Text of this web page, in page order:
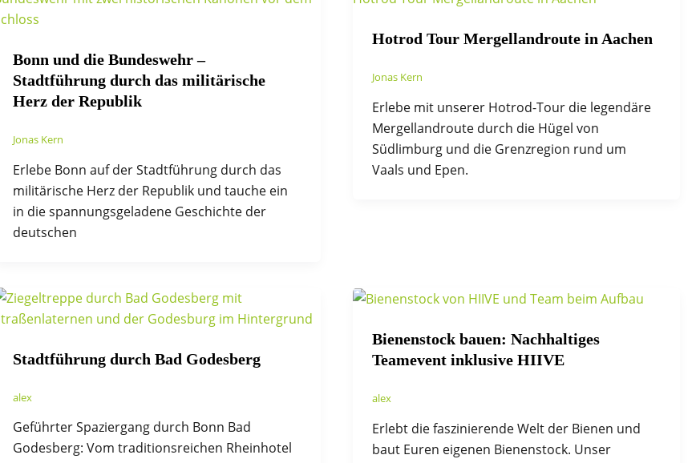
Bonn und die Bundeswehr –
Stadtführung durch das militärische
Herz der Republik
Jonas Kern
Erlebe Bonn auf der Stadtführung durch das
militärische Herz der Republik und tauche ein
in die spannungsgeladene Geschichte der
deutschen
Hotrod Tour Mergellandroute in Aachen
Jonas Kern
Erlebe mit unserer Hotrod-Tour die legendäre
Mergellandroute durch die Hügel von
Südlimburg und die Grenzregion rund um
Vaals und Epen.
Stadtführung durch Bad Godesberg
alex
Geführter Spaziergang durch Bonn Bad
Godesberg: Vom traditionsreichen Rheinhotel
Bienenstock bauen: Nachhaltiges
Teamevent inklusive HIIVE
alex
Erlebt die faszinierende Welt der Bienen und
baut Euren eigenen Bienenstock. Unser